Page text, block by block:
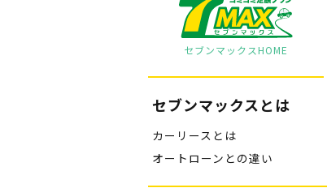
セブンマックスHOME
セブンマックスとは
カーリースとは
オートローンとの違い